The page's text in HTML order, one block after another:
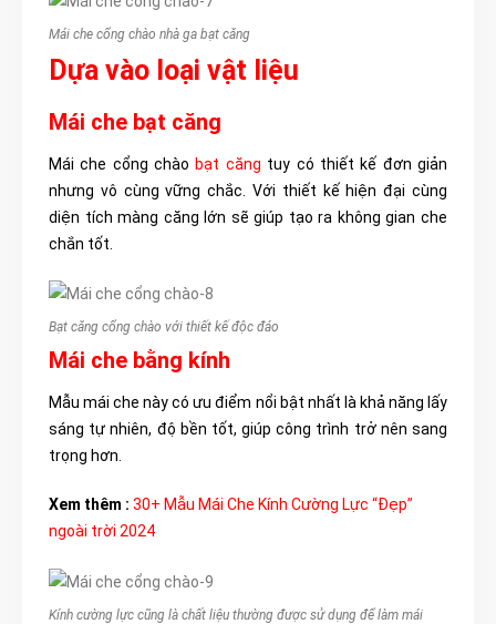
Mái che cổng chào nhà ga bạt căng
Dựa vào loại vật liệu
Mái che bạt căng
Mái che cổng chào bạt căng tuy có thiết kế đơn giản
nhưng vô cùng vững chắc. Với thiết kế hiện đại cùng
diện tích màng căng lớn sẽ giúp tạo ra không gian che
chắn tốt.
Bạt căng cổng chào với thiết kế độc đáo
Mái che bằng kính
Mẫu mái che này có ưu điểm nổi bật nhất là khả năng lấy
sáng tự nhiên, độ bền tốt, giúp công trình trở nên sang
trọng hơn.
Xem thêm : 30+ Mẫu Mái Che Kính Cường Lực “Đẹp”
ngoài trời 2024
Kính cường lực cũng là chất liệu thường được sử dụng để làm mái